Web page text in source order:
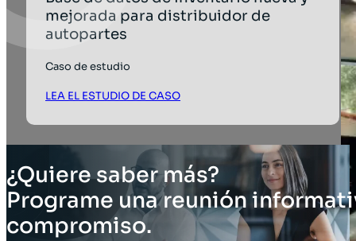
mejorada para distribuidor de
autopartes
Caso de estudio
LEA EL ESTUDIO DE CASO
¿Quiere saber más?
Programe una reunión
compromiso.